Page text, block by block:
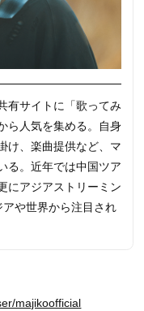
有サイトに「歌ってみ
ら人気を集める。自身
け、楽曲提供など、マ
る。近年では中国ツア
にアジアストリーミン
や世界から注目され
majikoofficial